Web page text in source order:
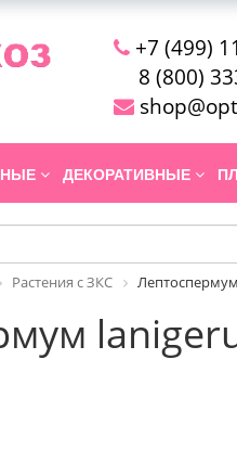
+7 (499)
8 (800)
ДЕКОРАТИВНЫЕ
Растения с ЗКС